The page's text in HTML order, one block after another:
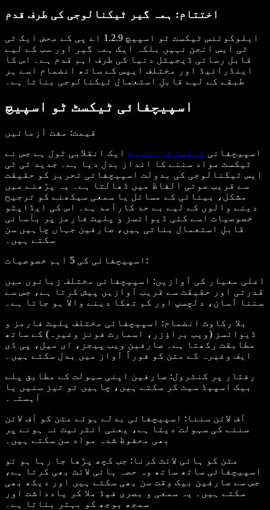
اختتام: ہمہ گیر ٹیکنالوجی کی طرف قدم
ایلوکوئنس ٹیکسٹ ٹو اسپیچ 1.2.9 اے پی کے محض ایک ٹی
ٹی ایس انجن نہیں بلکہ ایک ہمہ گیر اور سب کے لیے
قابل رسائی ڈیجیٹل دنیا کی طرف اہم قدم ہے۔ اس کا
اینڈرائیڈ اور مختلف ایپس کے ساتھ انضمام اسے ہر
طبقے کے لیے قابلِ استعمال ٹیکنالوجی بناتا ہے۔
اسپیچفائی ٹیکسٹ ٹو اسپیچ
قیمت: مفت آزمائیں
اسپیچفائی ٹیکسٹ ٹو اسپیچ ایک انقلابی ٹول ہے جس نے
ٹیکسٹ مواد سننے کا انداز بدل دیا ہے۔ جدید ٹی ٹی
ایس ٹیکنالوجی کی بدولت اسپیچفائی تحریر کو حقیقت
سے قریب صوتی الفاظ میں ڈھالتا ہے۔ یہ پڑھنے میں
مشکل، بینائی کے مسائل یا سمعی سیکھنے کو ترجیح
دینے والوں کے لیے بے حد کارآمد ہے۔ اس کی ایڈاپٹو
خصوصیات اسے کئی ڈیوائسز و پلیٹ فارمز پر بآسانی
قابلِ استعمال بناتی ہیں، صارفین جہاں چاہیں سن
سکتے ہیں۔
اسپیچفائی کی 5 اہم خصوصیات :
اعلی معیار کی آوازیں: اسپیچفائی مختلف زبانوں میں
قدرتی اور حقیقت سے قریب آوازیں پیش کرتا ہے، جس سے
سننا آسان، دلچسپ اور کم تھکا دینے والا ہو جاتا ہے۔
بلا رکاوٹ انضمام: اسپیچفائی مختلف پلیٹ فارمز و
ڈیوائسز (ویب براؤزر، اسمارٹ فونز وغیرہ) کے ساتھ
مطابقت رکھتا ہے۔ صارفین ویب پیجز، ای میل، پی ڈی
ایف وغیرہ کے متن کو فوراً آواز میں بدل سکتے ہیں۔
رفتار پر کنٹرول: صارفین اپنی سہولت کے مطابق پلے
بیک اسپیڈ سیٹ کر سکتے ہیں، چاہیں تو تیز سنیں یا
آہستہ۔
آف لائن سننا : اسپیچفائی بدلے ہوئے متن کو آف لائن
سننے کی سہولت دیتا ہے، یعنی انٹرنیٹ نہ ہونے پر
بھی محفوظ شدہ مواد سن سکتے ہیں۔
متن کو ہائی لائٹ کرنا : جب کچھ پڑھا جا رہا ہو تو
اسپیچفائی ساتھ ساتھ وہ حصہ ہائی لائٹ بھی کرتا ہے،
جس سے صارفین بیک وقت سن بھی سکتے ہیں اور دیکھ بھی
سکتے ہیں۔ یہ سمعی و بصری فیڈ ملا کر یادداشت اور
سمجھ بوجھ کو بہتر بناتا ہے۔